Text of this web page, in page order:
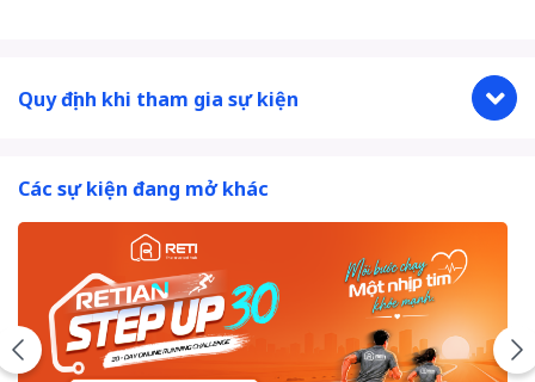
Quy định khi tham gia sự kiện
Các sự kiện đang mở khác